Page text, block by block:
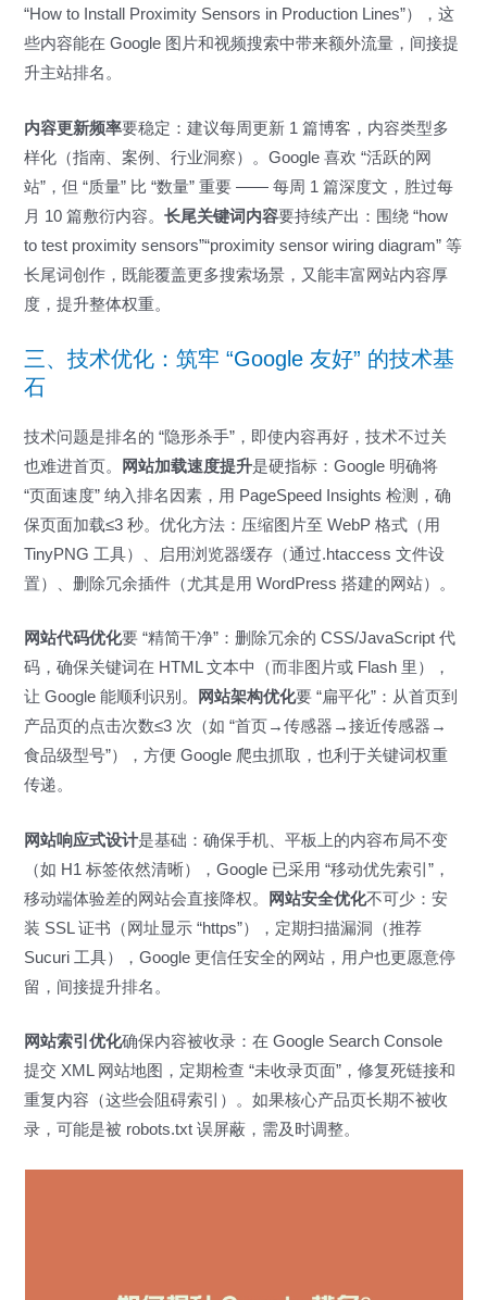
“How to Install Proximity Sensors in Production Lines”），这
些内容能在 Google 图片和视频搜索中带来额外流量，间接提
升主站排名。
内容更新频率要稳定：建议每周更新 1 篇博客，内容类型多
样化（指南、案例、行业洞察）。Google 喜欢 “活跃的网
站”，但 “质量” 比 “数量” 重要 —— 每周 1 篇深度文，胜过每
月 10 篇敷衍内容。长尾关键词内容要持续产出：围绕 “how
to test proximity sensors”“proximity sensor wiring diagram” 等
长尾词创作，既能覆盖更多搜索场景，又能丰富网站内容厚
度，提升整体权重。
三、技术优化：筑牢 “Google 友好” 的技术基
石
技术问题是排名的 “隐形杀手”，即使内容再好，技术不过关
也难进首页。
网站加载速度提升是硬指标：Google 明确将
“页面速度” 纳入排名因素，用 PageSpeed Insights 检测，确
保页面加载≤3 秒。优化方法：压缩图片至 WebP 格式（用
TinyPNG 工具）、启用浏览器缓存（通过.htaccess 文件设
置）、删除冗余插件（尤其是用 WordPress 搭建的网站）。
网站代码优化要 “精简干净”：删除冗余的 CSS/JavaScript 代
码，确保关键词在 HTML 文本中（而非图片或 Flash 里），
让 Google 能顺利识别。
网站架构优化要 “扁平化”：从首页到
产品页的点击次数≤3 次（如 “首页→传感器→接近传感器→
食品级型号”），方便 Google 爬虫抓取，也利于关键词权重
传递。
网站响应式设计是基础：确保手机、平板上的内容布局不变
（如 H1 标签依然清晰），Google 已采用 “移动优先索引”，
移动端体验差的网站会直接降权。
网站安全优化不可少：安
装 SSL 证书（网址显示 “https”），定期扫描漏洞（推荐
Sucuri 工具），Google 更信任安全的网站，用户也更愿意停
留，间接提升排名。
网站索引优化确保内容被收录：在 Google Search Console
提交 XML 网站地图，定期检查 “未收录页面”，修复死链接和
重复内容（这些会阻碍索引）。如果核心产品页长期不被收
录，可能是被 robots.txt 误屏蔽，需及时调整。